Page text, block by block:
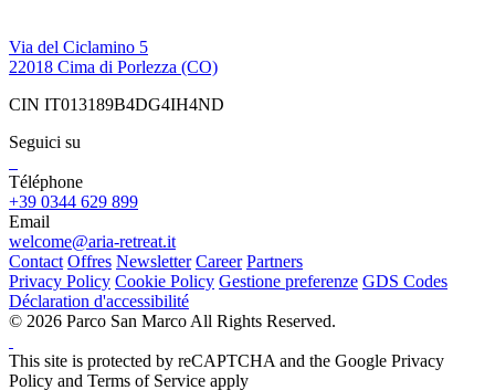
Via del Ciclamino 5
22018 Cima di Porlezza (CO)
CIN IT013189B4DG4IH4ND
Seguici su
Téléphone
+39 0344 629 899
Email
welcome@aria-retreat.it
Contact Offres Newsletter Career Partners
Privacy Policy Cookie Policy Gestione preferenze GDS Codes
Déclaration d'accessibilité
© 2026 Parco San Marco All Rights Reserved.
This site is protected by reCAPTCHA and the Google Privacy
Policy and Terms of Service apply